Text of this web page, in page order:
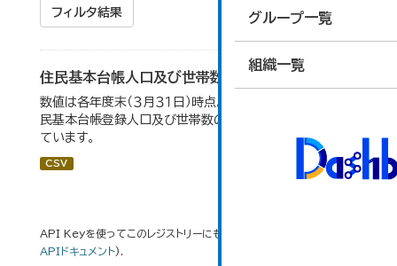
グループ一覧
組織一覧
フィルタ結果
住民基本台帳人口及び世帯数の推移
数値は各年度末（３月３１日）時点。大仙市の統計「2-9 住
民基本台帳登録人口及び世帯数の推移」のデータを参照し
ています。
CSV
API Keyを使ってこのレジストリーにもアクセス可能です
APIドキュメント).